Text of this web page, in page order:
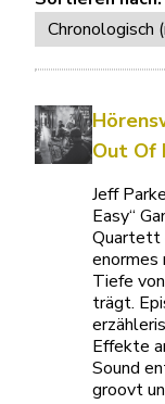
Out Of
Jeff
Easy“
Quartett
enormes
Tiefe
trägt.
Effekte
Sound
groovt